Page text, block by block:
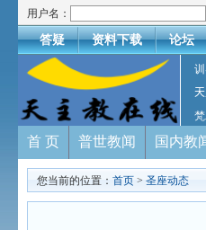
用户名：
答疑 资料下载 论坛
首 页 普世教闻 国内教
您当前的位置： 首页 > 圣座动态